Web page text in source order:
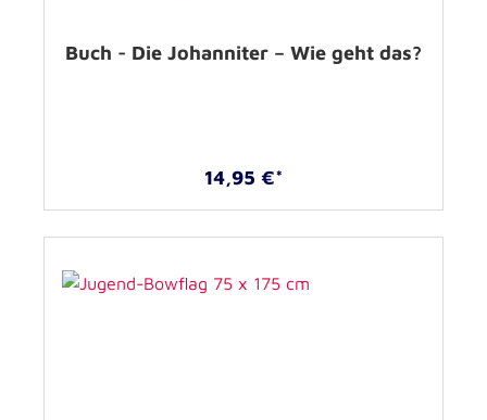
Buch - Die Johanniter – Wie geht das?
14,95 €*